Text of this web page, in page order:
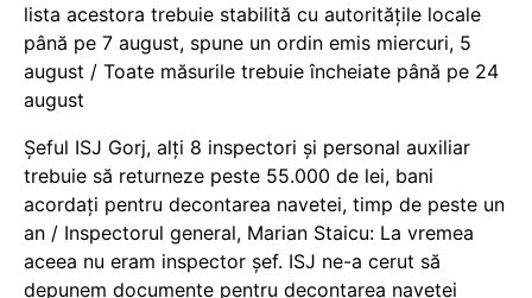
lista acestora trebuie stabilită cu autoritățile locale
până pe 7 august, spune un ordin emis miercuri, 5
august / Toate măsurile trebuie încheiate până pe 24
august
Șeful ISJ Gorj, alți 8 inspectori și personal auxiliar
trebuie să returneze peste 55.000 de lei, bani
acordați pentru decontarea navetei, timp de peste un
an / Inspectorul general, Marian Staicu: La vremea
aceea nu eram inspector șef. ISJ ne-a cerut să
depunem documente pentru decontarea navetei